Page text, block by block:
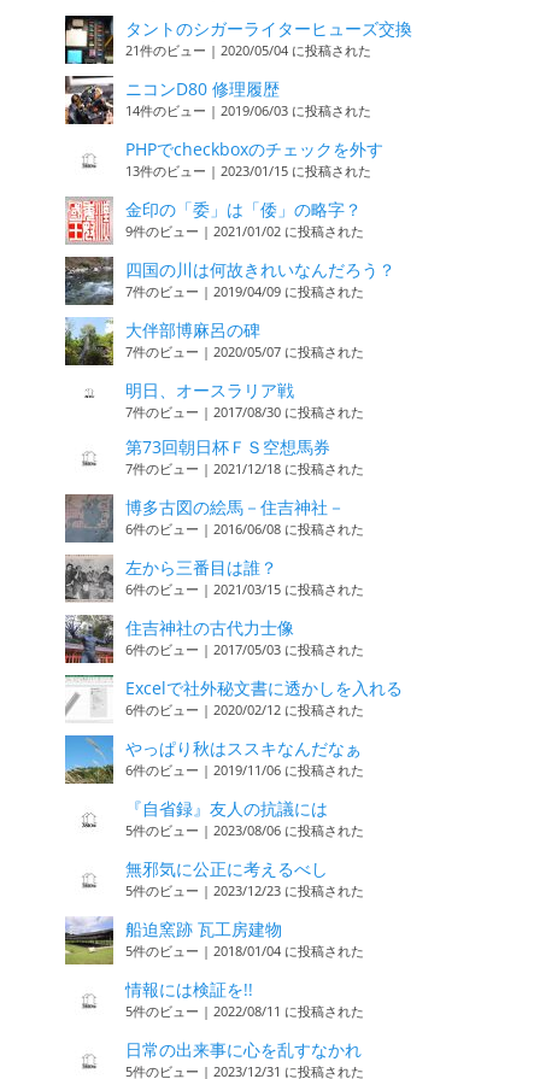
タントのシガーライターヒューズ交換
21件のビュー | 2020/05/04 に投稿された
ニコンD80 修理履歴
14件のビュー | 2019/06/03 に投稿された
PHPでcheckboxのチェックを外す
13件のビュー | 2023/01/15 に投稿された
金印の「委」は「倭」の略字？
9件のビュー | 2021/01/02 に投稿された
四国の川は何故きれいなんだろう？
7件のビュー | 2019/04/09 に投稿された
大伴部博麻呂の碑
7件のビュー | 2020/05/07 に投稿された
明日、オースラリア戦
7件のビュー | 2017/08/30 に投稿された
第73回朝日杯ＦＳ空想馬券
7件のビュー | 2021/12/18 に投稿された
博多古図の絵馬－住吉神社－
6件のビュー | 2016/06/08 に投稿された
左から三番目は誰？
6件のビュー | 2021/03/15 に投稿された
住吉神社の古代力士像
6件のビュー | 2017/05/03 に投稿された
Excelで社外秘文書に透かしを入れる
6件のビュー | 2020/02/12 に投稿された
やっぱり秋はススキなんだなぁ
6件のビュー | 2019/11/06 に投稿された
『自省録』友人の抗議には
5件のビュー | 2023/08/06 に投稿された
無邪気に公正に考えるべし
5件のビュー | 2023/12/23 に投稿された
船迫窯跡 瓦工房建物
5件のビュー | 2018/01/04 に投稿された
情報には検証を!!
5件のビュー | 2022/08/11 に投稿された
日常の出来事に心を乱すなかれ
5件のビュー | 2023/12/31 に投稿された